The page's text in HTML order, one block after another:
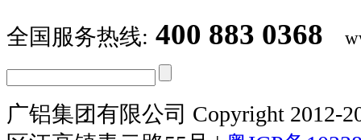
全国服务热线: 400 883 0368
广铝集团有限公司 Copyright 2012-